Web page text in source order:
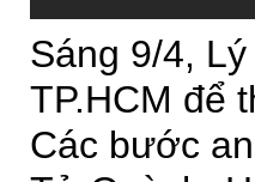
Sáng 9/4,
TP.HCM để
Các bước